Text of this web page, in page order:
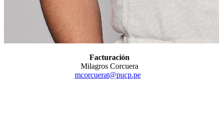
Facturación
Milagros Corcuera
mcorcuerat@pucp.pe